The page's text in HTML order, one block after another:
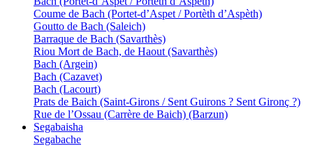
Coume de Bach (Portet-d’Aspet / Portèth d’Aspèth)
Goutto de Bach (Saleich)
Barraque de Bach (Savarthès)
Riou Mort de Bach, de Haout (Savarthès)
Bach (Argein)
Bach (Cazavet)
Bach (Lacourt)
Prats de Baich (Saint-Girons / Sent Guirons ? Sent Gironç ?)
Rue de l’Ossau (Carrère de Baich) (Barzun)
Segabaisha
Segabache